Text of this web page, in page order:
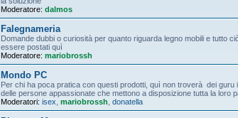
Moderatore: dalmos
Falegnameria
Domande dubbi o curiosità per quanto riguarda legno mobili e tutto
essere postati quì
Moderatore: mariobrossh
Mondo PC
Per chi ha poca pratica con questi prodotti, quì non troverà dei
delle persone appassionate che mettono a disposizione tutta la loro
Moderatori: isex mariobrossh donatella